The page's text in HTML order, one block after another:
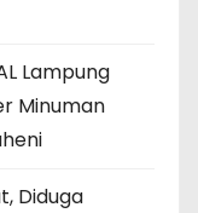
Lampung
Minuman
Diduga